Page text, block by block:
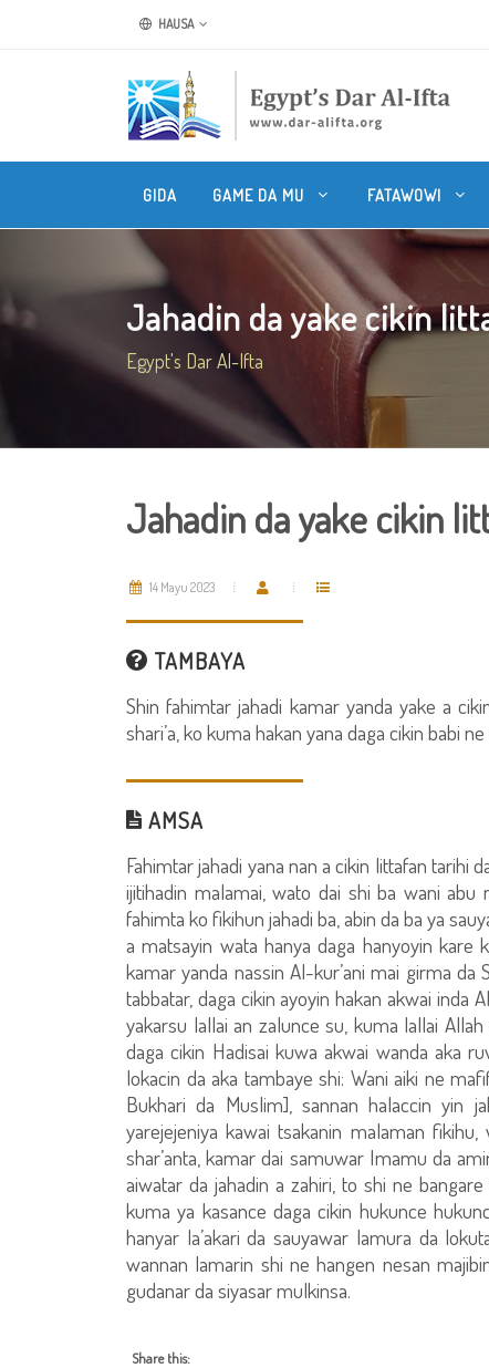
HAUSA
GIDA GAME DA MU FATAWOWI
Jahadin da yake cikin
Egypt's Dar Al-Ifta
Jahadin da yake cikin
14 Mayu 2023
TAMBAYA
Shin fahimtar jahadi kamar yanda yake a
shari’a, ko kuma hakan yana daga cikin babi
AMSA
Fahimtar jahadi yana nan a cikin littafan tarihi
ijitihadin malamai, wato dai shi ba wani
fahimta ko fikihun jahadi ba, abin da ba ya
a matsayin wata hanya daga hanyoyin kare
kamar yanda nassin Al-kur’ani mai girma da
tabbatar, daga cikin ayoyin hakan akwai inda
yakarsu lallai an zalunce su, kuma lallai
daga cikin Hadisai kuwa akwai wanda aka
lokacin da aka tambaye shi: Wani aiki ne
Bukhari da Muslim], sannan halaccin yin
yarejejeniya kawai tsakanin malaman
shar’anta, kamar dai samuwar Imamu da
aiwatar da jahadin a zahiri, to shi ne
kuma ya kasance daga cikin hukunce
hanyar la’akari da sauyawar lamura da
wannan lamarin shi ne hangen nesan
gudanar da siyasar mulkinsa.
Share this: